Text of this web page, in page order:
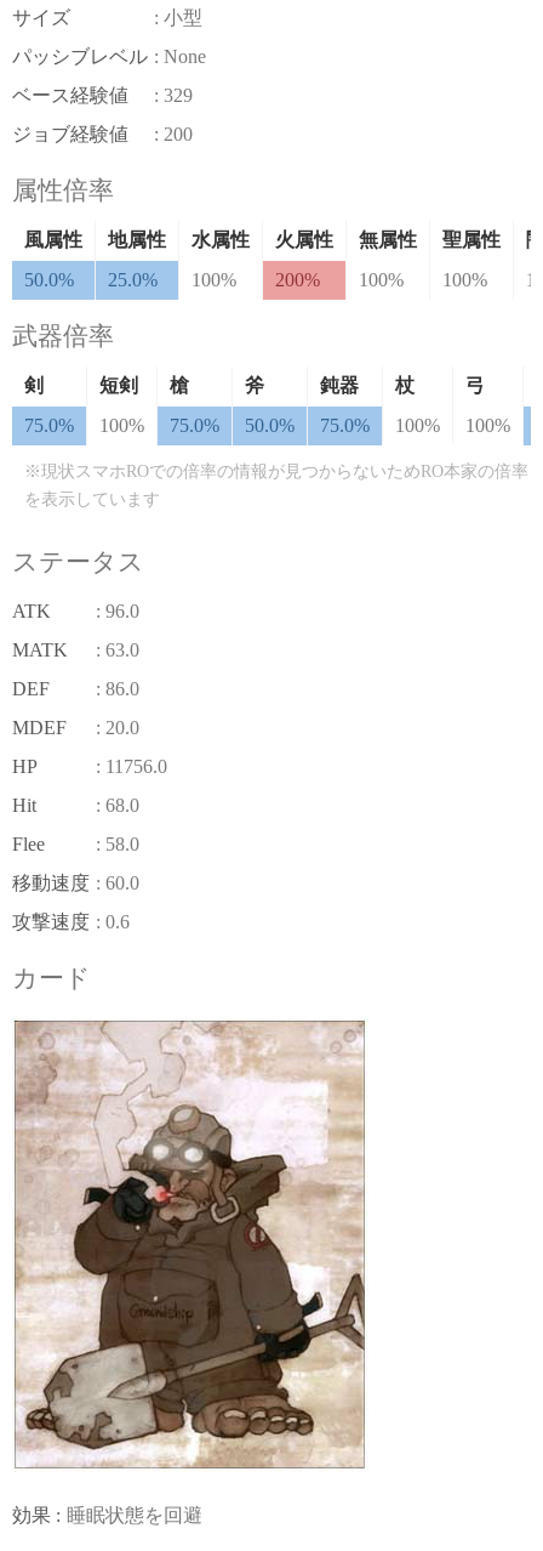
サイズ
: 小型
パッシブレベル : None
ベース経験値
: 329
ジョブ経験値
: 200
属性倍率
風属性 地属性 水属性 火属性 無属性 聖属性
50.0%
25.0% 100% 200% 100% 100%
武器倍率
剣 短剣 槍 斧 鈍器 杖 弓
75.0%
100% 75.0% 50.0% 75.0% 100% 100%
※現状スマホROでの倍率の情報が見つからないためRO本家の倍率
を表示しています
ステータス
ATK
: 96.0
MATK
: 63.0
DEF
: 86.0
MDEF
: 20.0
HP
: 11756.0
Hit
: 68.0
Flee
: 58.0
移動速度 : 60.0
攻撃速度 : 0.6
カード
効果 : 睡眠状態を回避